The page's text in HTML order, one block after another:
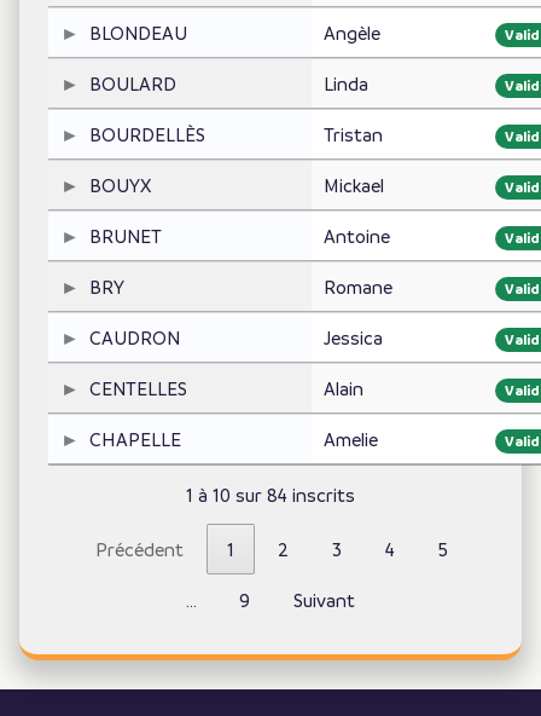
BLONDEAU Angèle
BOULARD Linda
BOURDELLÈS Tristan
BOUYX Mickael
BRUNET Antoine
BRY Romane
CAUDRON Jessica
CENTELLES Alain
CHAPELLE Amelie
1 à 10 sur 84 inscrits
Précédent 1 2 3 4 5
… 9 Suivant